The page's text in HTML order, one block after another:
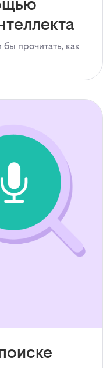
прочитать, как